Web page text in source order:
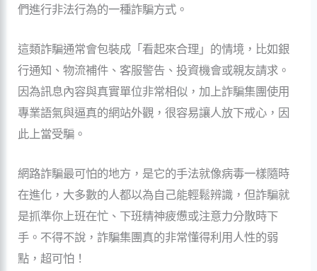
們進行非法行為的一種詐騙方式。
這類詐騙通常會包裝成「看起來合理」的情境，比如銀
行通知、物流補件、客服警告、投資機會或親友請求。
因為訊息內容與真實單位非常相似，加上詐騙集團使用
專業語氣與逼真的網站外觀，很容易讓人放下戒心，因
此上當受騙。
網路詐騙最可怕的地方，是它的手法就像病毒一樣隨時
在進化，大多數的人都以為自己能輕鬆辨識，但詐騙就
是抓準你上班在忙、下班精神疲憊或注意力分散時下
手。不得不說，詐騙集團真的非常懂得利用人性的弱
點，超可怕！